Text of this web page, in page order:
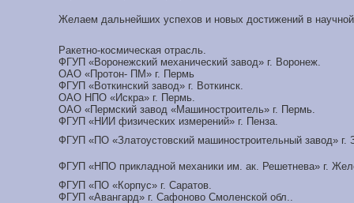
Желаем дальнейших успехов и новых достижений в
Ракетно-космическая отрасль.
ФГУП «Воронежский механический завод» г. Воронеж.
ОАО «Протон- ПМ» г. Пермь
ФГУП «Воткинский завод» г. Воткинск.
ОАО НПО «Искра» г. Пермь.
ОАО «Пермский завод «Машиностроитель» г. Пермь.
ФГУП «НИИ физических измерений» г. Пенза.
ФГУП «ПО «Златоустовский машиностроительный завод» г.
ФГУП «НПО прикладной механики им. ак. Решетнева» г.
ФГУП «ПО «Корпус» г. Саратов.
ФГУП «Авангард» г. Сафоново Смоленской обл..